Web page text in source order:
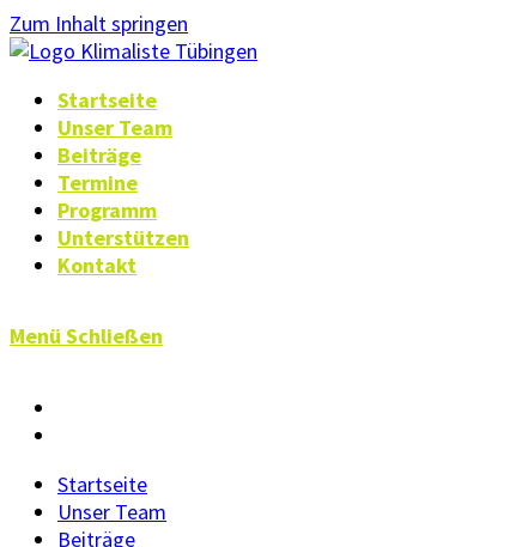
Zum Inhalt springen
Startseite
Unser Team
Beiträge
Termine
Programm
Unterstützen
Kontakt
Menü Schließen
Startseite
Unser Team
Beiträge